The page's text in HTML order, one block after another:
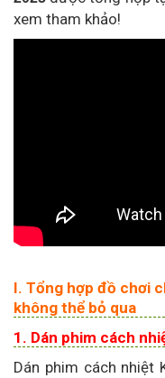
xem tham khảo!
I. Tổng hợp đồ chơi
không thể bỏ qua
1. Dán phim cách
Dán phim cách nhiệt